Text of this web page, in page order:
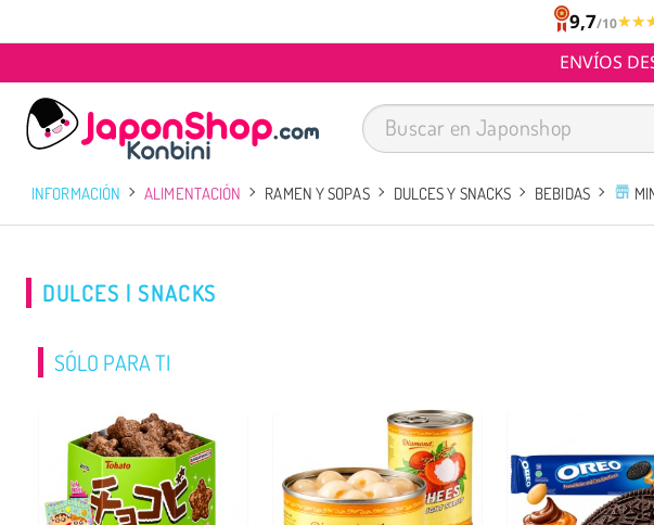
9,7/10
ENVÍOS
INFORMACIÓN ALIMENTACIÓN RAMEN Y SOPAS DULCES Y SNACKS BEBIDAS
DULCES | SNACKS
SÓLO PARA TI